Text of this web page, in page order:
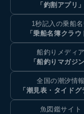
「釣割アプリ」
1秒記入の乗船
「乗船名簿クラウ
船釣りメディア
「船釣りマガジン
全国の潮汐情報
「潮見表・タイドグ
魚図鑑サイト